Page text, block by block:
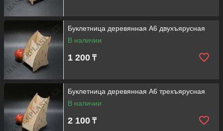
Буклетница деревянная А6 двухъярусная
В наличии
1 200 ₸
Буклетница деревянная А6 трехъярусная
В наличии
2 100 ₸